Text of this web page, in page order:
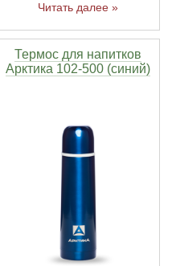
Читать далее »
Термос для напитков
Арктика 102-500 (синий)